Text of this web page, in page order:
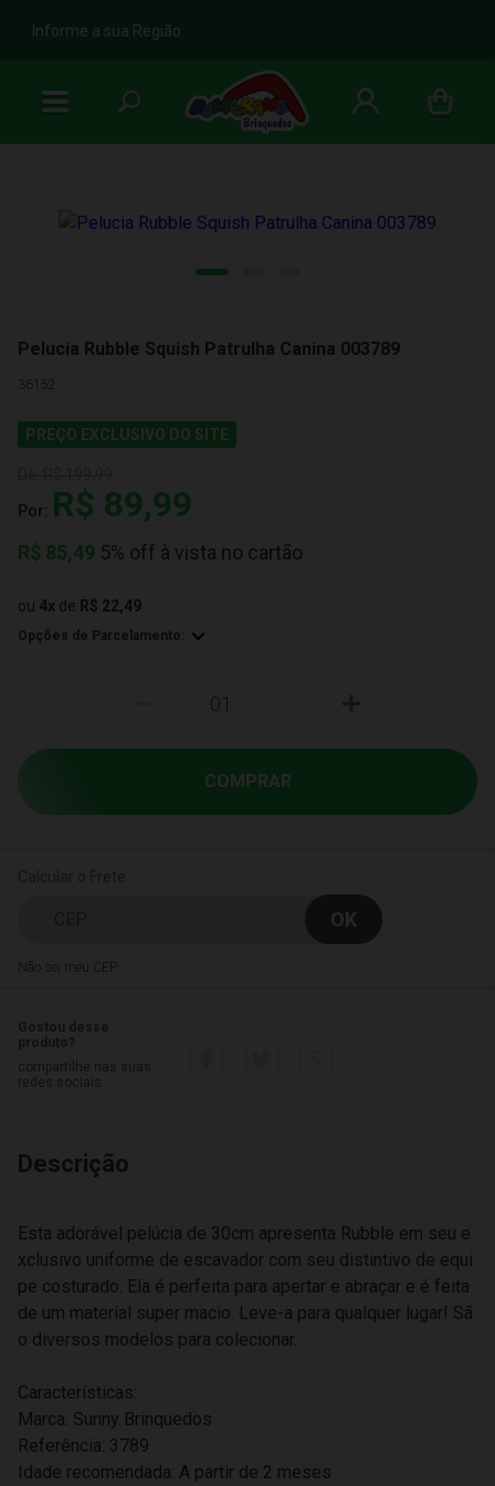
b
Informe a sua Região
Pelucia Rubble Squish Patrulha Canina 003789
36152
PREÇO EXCLUSIVO DO SITE
Por: R$ 89,99
R$ 85,49 5% off à vista no cartão
ou 4x de R$ 22,49
Opções de Parcelamento:
+
COMPRAR
Não sei meu CEP
Descrição
Esta adorável pelúcia de 30cm apresenta Rubble em seu e
xclusivo uniforme de escavador com seu distintivo de equi
pe costurado. Ela é perfeita para apertar e abraçar e é feita
de um material super macio. Leve-a para qualquer lugar! Sã
o diversos modelos para colecionar.
Características:
Marca: Sunny Brinquedos
Referência: 3789
Idade recomendada: A partir de 2 meses